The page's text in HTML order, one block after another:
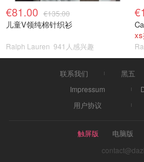
€81.00 €135.00
儿童V领纯棉针织衫
Ralph Lauren 941人感兴趣
联系我们 黑五
Impressum
用户协议
触屏版 电脑版